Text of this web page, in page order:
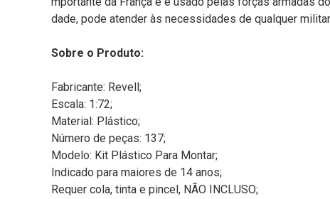
dade, pode atender às necessidades de qualquer
Sobre o Produto:
Fabricante: Revell;
Escala: 1:72;
Material: Plástico;
Número de peças: 137;
Modelo: Kit Plástico Para Montar;
Indicado para maiores de 14 anos;
Requer cola, tinta e pincel, NÃO INCLUSO;